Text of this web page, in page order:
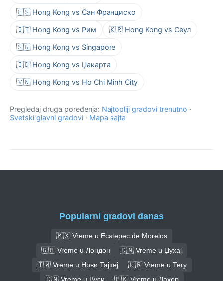
🇺🇸 Hong Kong vs Сан Франциско
🇮🇹 Hong Kong vs Рим 🇰🇷 Hong Kong vs Сеул
🇸🇬 Hong Kong vs Singapore
🇮🇩 Hong Kong vs Џакарта
🇻🇳 Hong Kong vs Ho Chi Minh City
Pregledaj druga poređenja: Najtopliji gradovi trenutno ·
Svetski glavni gradovi · Mapa sajta
Popularni gradovi danas
🇲🇽 Vreme u Ecatepec de Morelos
🇬🇧 Vreme u Лондон
🇨🇳 Vreme u Џухај
🇹🇼 Vreme u Нови Тајпеј
🇰🇷 Vreme u Тегу
🇨🇳 Vreme u Вуси
🇵🇰 Vreme u Лахор